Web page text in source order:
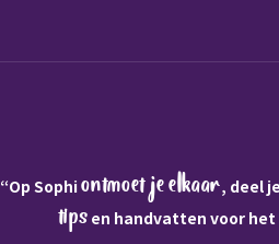
“Op Sophiontmoet je elkaar, deel
tips en handvatten voor